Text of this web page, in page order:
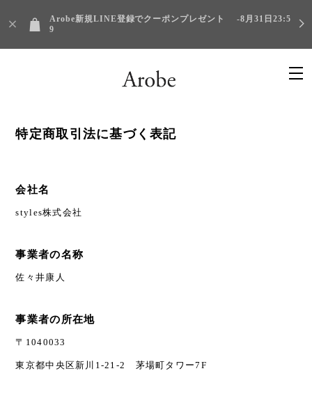
Arobe新規LINE登録でクーポンプレゼント -8月31日23:5
9
特定商取引法に基づく表記
会社名
styles株式会社
事業者の名称
佐々井康人
事業者の所在地
〒1040033
東京都中央区新川1-21-2 茅場町タワー7F